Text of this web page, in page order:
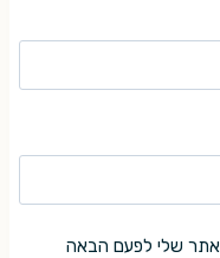
שלי לפעם הבאה